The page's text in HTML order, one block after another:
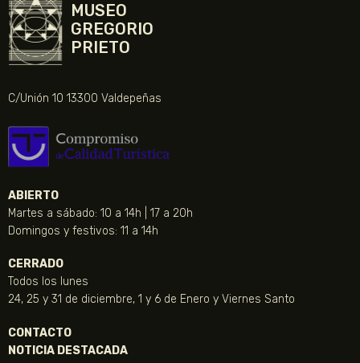
MUSEO
GREGORIO
PRIETO
C/Unión 10 13300 Valdepeñas
ABIERTO
Martes a sábado: 10 a 14h | 17 a 20h
Domingos y festivos: 11 a 14h
CERRADO
Todos los lunes
24, 25 y 31 de diciembre, 1 y 6 de Enero y Viernes Santo
CONTACTO
NOTICIA DESTACADA